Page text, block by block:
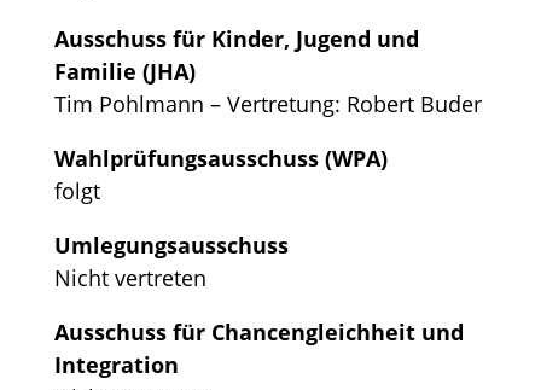
Ausschuss für Kinder, Jugend und
Familie (JHA)
Tim Pohlmann – Vertretung: Robert Buder
Wahlprüfungsausschuss (WPA)
folgt
Umlegungsausschuss
Nicht vertreten
Ausschuss für Chancengleichheit und
Integration